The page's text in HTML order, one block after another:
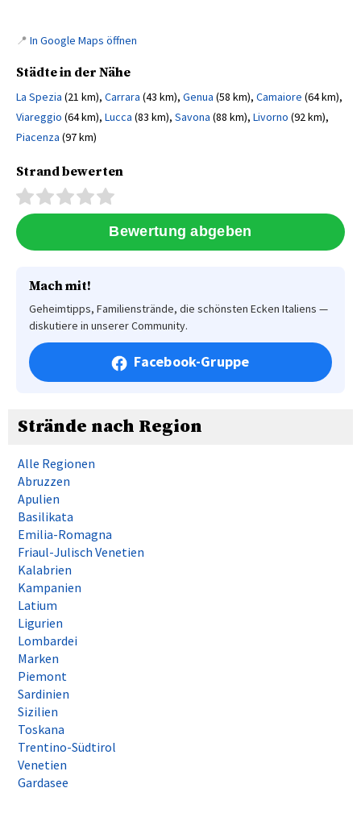
📍 In Google Maps öffnen
Städte in der Nähe
La Spezia (21 km), Carrara (43 km), Genua (58 km), Camaiore (64 km),
Viareggio (64 km), Lucca (83 km), Savona (88 km), Livorno (92 km),
Piacenza (97 km)
Strand bewerten
Mach mit!
Geheimtipps, Familienstrände, die schönsten Ecken Italiens —
diskutiere in unserer Community.
Facebook-Gruppe
Strände nach Region
Alle Regionen
Abruzzen
Apulien
Basilikata
Emilia-Romagna
Friaul-Julisch Venetien
Kalabrien
Kampanien
Latium
Ligurien
Lombardei
Marken
Piemont
Sardinien
Sizilien
Toskana
Trentino-Südtirol
Venetien
Gardasee